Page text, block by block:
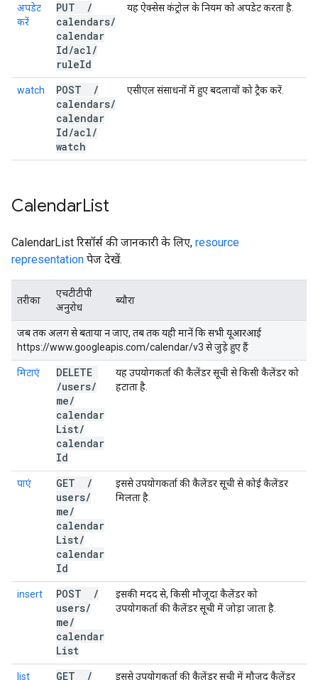
अपडेट
करें
PUT
/
calendars/
calendar
Id/acl/
ruleId
यह ऐक्सेस कंट्रोल के नियम को अपडेट करता है.
watch POST
/
calendars/
calendar
Id/acl/
watch
एसीएल संसाधनों में हुए बदलावों को ट्रैक करें.
CalendarList
CalendarList रिसॉर्स की जानकारी के लिए, resource
representation पेज देखें.
तरीका
एचटीटीपी
अनुरोध
ब्यौरा
जब तक अलग से बताया न जाए, तब तक यही मानें कि सभी यूआरआई
https://www.googleapis.com/calendar/v3 से जुड़े हुए हैं
मिटाएं
DELETE
/users/
me/
calendar
List/
calendar
Id
यह उपयोगकर्ता की कैलेंडर सूची से किसी कैलेंडर को
हटाता है.
पाएं GET
/
users/
me/
calendar
List/
calendar
Id
इससे उपयोगकर्ता की कैलेंडर सूची से कोई कैलेंडर
मिलता है.
insert POST
/
users/
me/
calendar
List
इसकी मदद से, किसी मौजूदा कैलेंडर को
उपयोगकर्ता की कैलेंडर सूची में जोड़ा जाता है.
list GET / इससे उपयोगकर्ता की कैलेंडर सूची में मौजूद कैलेंडर